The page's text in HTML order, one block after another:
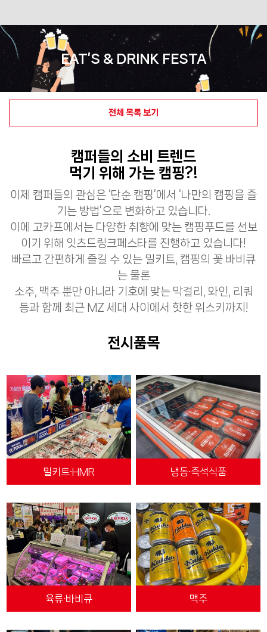
Skip
content
EAT’S & DRINK FESTA
전체 목록 보기
캠퍼들의 소비 트렌드
먹기 위해 가는 캠핑?!
이제 캠퍼들의 관심은 ‘단순 캠핑’에서 ‘나만의 캠핑을 즐
기는 방법’으로 변화하고 있습니다.
이에 고카프에서는 다양한 취향에 맞는 캠핑푸드를 선보
이기 위해 잇츠드링크페스타를 진행하고 있습니다!
빠르고 간편하게 즐길 수 있는 밀키트, 캠핑의 꽃 바비큐
는 물론
소주, 맥주 뿐만 아니라 기호에 맞는 막걸리, 와인, 리쿼
등과 함께 최근 MZ 세대 사이에서 핫한 위스키까지!
전시품목
밀키트∙HMR 냉동∙즉석식품
육류∙바비큐 맥주